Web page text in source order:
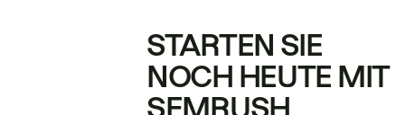
STARTEN SIE
NOCH HEUTE MIT
SEMRUSH